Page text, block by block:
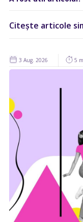
Citește articole
3 Aug. 2026 5